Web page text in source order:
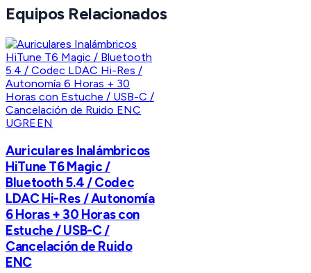
Equipos Relacionados
UGREEN
Auriculares Inalámbricos
HiTune T6 Magic /
Bluetooth 5.4 / Codec
LDAC Hi-Res / Autonomía
6 Horas + 30 Horas con
Estuche / USB-C /
Cancelación de Ruido
ENC